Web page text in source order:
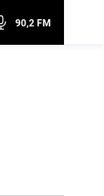
90,2 FM